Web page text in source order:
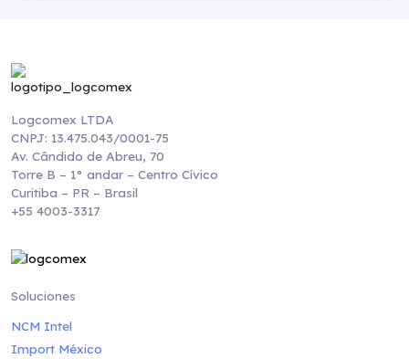
Logcomex LTDA
CNPJ: 13.475.043/0001-75
Av. Cândido de Abreu, 70
Torre B – 1° andar – Centro Cívico
Curitiba – PR – Brasil
+55 4003-3317
Soluciones
NCM Intel
Import México